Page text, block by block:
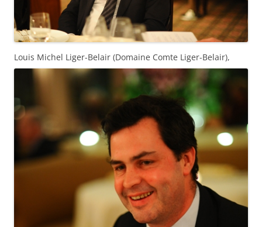
Louis Michel Liger-Belair (Domaine Comte Liger-Belair),